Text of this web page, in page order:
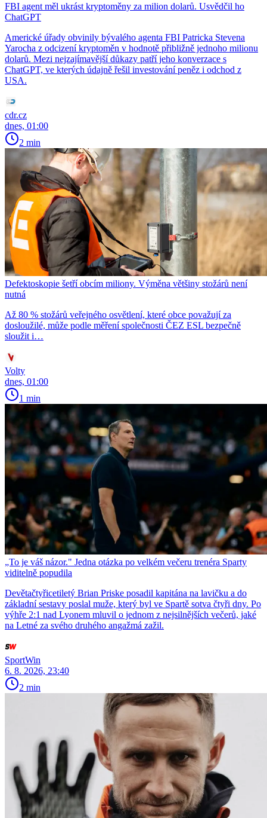
FBI agent měl ukrást kryptoměny za milion dolarů. Usvědčil ho
ChatGPT
Americké úřady obvinily bývalého agenta FBI Patricka Stevena
Yarocha z odcizení kryptoměn v hodnotě přibližně jednoho milionu
dolarů. Mezi nejzajímavější důkazy patří jeho konverzace s
ChatGPT, ve kterých údajně řešil investování peněz i odchod z
USA.
cdr.cz
dnes, 01:00
2 min
Defektoskopie šetří obcím miliony. Výměna většiny stožárů není
nutná
Až 80 % stožárů veřejného osvětlení, které obce považují za
dosloužilé, může podle měření společnosti ČEZ ESL bezpečně
sloužit i…
Volty
dnes, 01:00
1 min
„To je váš názor." Jedna otázka po velkém večeru trenéra Sparty
viditelně popudila
Devětačtyřicetiletý Brian Priske posadil kapitána na lavičku a do
základní sestavy poslal muže, který byl ve Spartě sotva čtyři dny. Po
výhře 2:1 nad Lyonem mluvil o jednom z nejsilnějších večerů, jaké
na Letné za svého druhého angažmá zažil.
SportWin
6. 8. 2026, 23:40
2 min